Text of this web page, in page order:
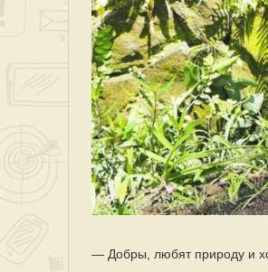
— Добры, любят природу и